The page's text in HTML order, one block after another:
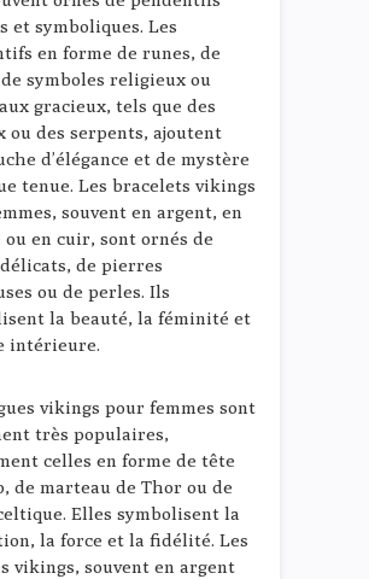
et symboliques. Les
en forme de runes, de
symboles religieux ou
gracieux, tels que des
ou des serpents, ajoutent
d’élégance et de mystère
tenue. Les bracelets vikings
souvent en argent, en
ou en cuir, sont ornés de
de pierres
ou de perles. Ils
la beauté, la féminité et
intérieure.
vikings pour femmes sont
très populaires,
celles en forme de tête
de marteau de Thor ou de
Elles symbolisent la
la force et la fidélité. Les
vikings, souvent en argent